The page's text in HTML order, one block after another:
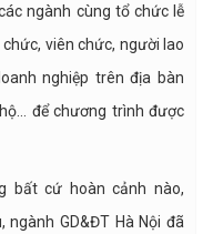
ngành cùng tổ chức lễ
viên chức, người lao
nghiệp trên địa bàn
để chương trình được
bất cứ hoàn cảnh nào,
ngành GD&ĐT Hà Nội đã